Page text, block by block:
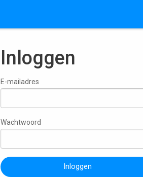
Inloggen
E-mailadres
Wachtwoord
Inloggen